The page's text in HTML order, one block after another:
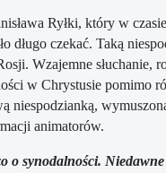
Ryłki, który w
długo czekać. Taką
Wzajemne słuchanie,
w Chrystusie pomimo
animatorów.
o synodalności.